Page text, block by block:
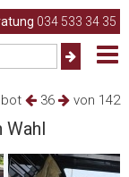
034 533 34 35
36 von 142